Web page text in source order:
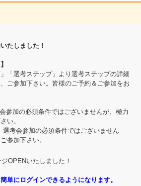
たしました！
「選考ステップ」より選考ステップの詳細
ご参加下さい。皆様のご予約＆ご参加をお
参加の必須条件ではございませんが、極力
い。
考会参加の必須条件ではございません
参加下さい。
OPENいたしました！
単にログインできるようになります。